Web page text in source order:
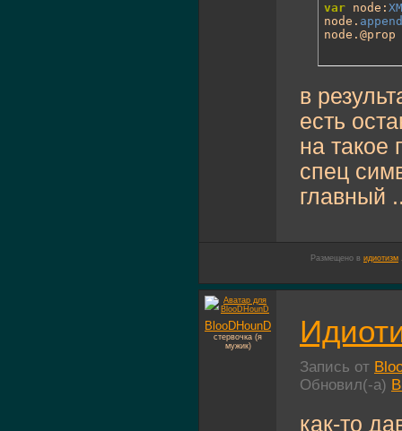
var node:
node.
в
есть
на такое
спец
главный
Размещено в идиотизм
BlooDHounD
стервочка (я
мужик)
Запись от
Обновил(-а)
как-то